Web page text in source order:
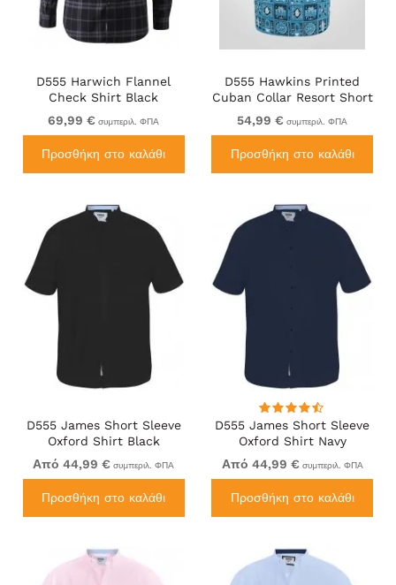
D555 Harwich Flannel
Check Shirt Black
69,99 € συμπεριλ. ΦΠΑ
Προσθήκη στο καλάθι
D555 Hawkins Printed
Cuban Collar Resort Short
Sleeve Shirt Teal
54,99 € συμπεριλ. ΦΠΑ
Προσθήκη στο καλάθι
D555 James Short Sleeve
Oxford Shirt Black
Από 44,99 € συμπεριλ. ΦΠΑ
Προσθήκη στο καλάθι
D555 James Short Sleeve
Oxford Shirt Navy
Από 44,99 € συμπεριλ. ΦΠΑ
Προσθήκη στο καλάθι